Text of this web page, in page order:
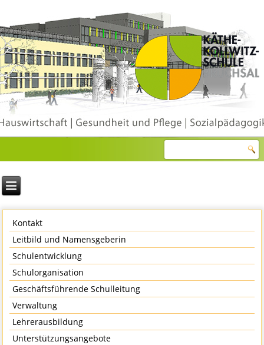
Kontakt
Leitbild und Namensgeberin
Schulentwicklung
Schulorganisation
Geschäftsführende Schulleitung
Verwaltung
Lehrerausbildung
Unterstützungsangebote